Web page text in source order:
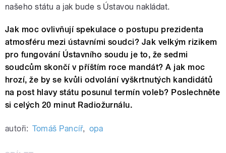
našeho státu a jak bude s Ústavou nakládat.
Jak moc ovlivňují spekulace o postupu prezidenta
atmosféru mezi ústavními soudci? Jak velkým rizikem
pro fungování Ústavního soudu je to, že sedmi
soudcům skončí v příštím roce mandát? A jak moc
hrozí, že by se kvůli odvolání vyškrtnutých kandidátů
na post hlavy státu posunul termín voleb? Poslechněte
si celých 20 minut Radiožurnálu.
autoři: Tomáš Pancíř, opa